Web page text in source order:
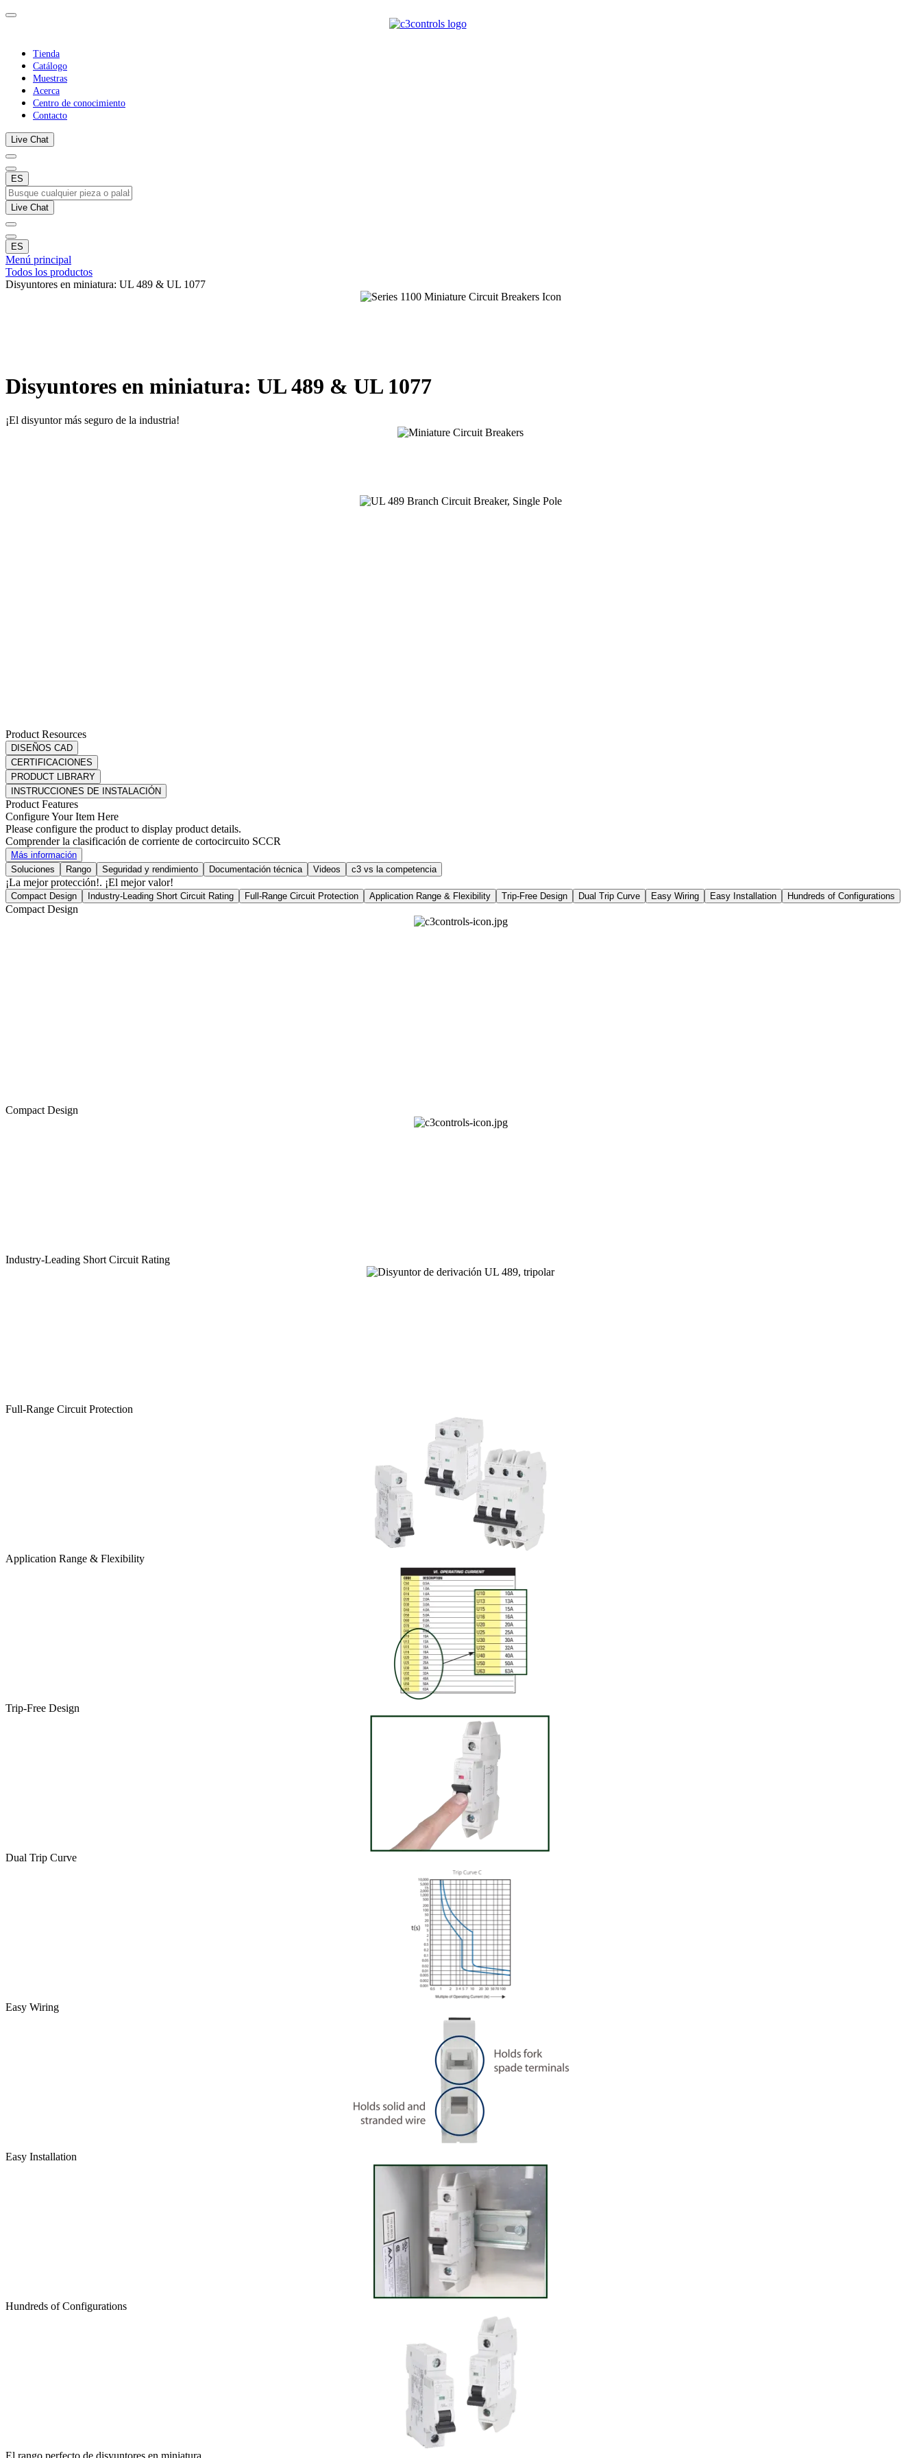
Tienda
Catálogo
Muestras
Acerca
Centro de conocimiento
Contacto
Live Chat
ES
Live Chat
ES
Menú principal
Todos los productos
Disyuntores en miniatura: UL 489 & UL 1077
Disyuntores en miniatura: UL 489 & UL 1077
¡El disyuntor más seguro de la industria!
Product Resources
DISEÑOS CAD
CERTIFICACIONES
PRODUCT LIBRARY
INSTRUCCIONES DE INSTALACIÓN
Product Features
Configure Your Item Here
Please configure the product to display product details.
Comprender la clasificación de corriente de cortocircuito SCCR
Más información
Soluciones
Rango Seguridad y rendimiento Documentación técnica Videos c3 vs la competencia
¡La mejor protección!. ¡El mejor valor!
Compact Design Industry-Leading Short Circuit Rating Full-Range Circuit Protection Application Range & Flexibility Trip-Free Design Dual Trip Curve Easy Wiring Easy Installation Hundreds of Configurations
Compact Design
Compact Design
Industry-Leading Short Circuit Rating
Full-Range Circuit Protection
Application Range & Flexibility
Trip-Free Design
Dual Trip Curve
Easy Wiring
Easy Installation
Hundreds of Configurations
El rango perfecto de disyuntores en miniatura